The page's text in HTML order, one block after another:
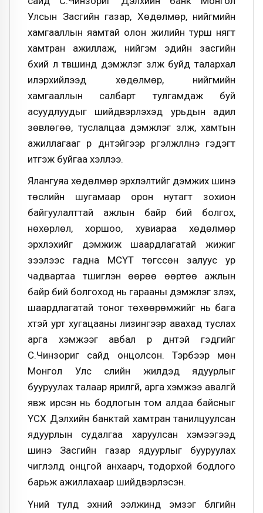
Улсын Засгийн газар, Хөдөлмөр, нийгмийн
хамгааллын яамтай олон жилийн турш нягт
хамтран ажиллаж, нийгэм эдийн засгийн
бүхий л түвшинд дэмжлэг үзүүлж буйд талархал
илэрхийлээд хөдөлмөр, нийгмийн
хамгааллын салбарт тулгамдаж буй
асуудлуудыг шийдвэрлэхэд урьдын адил
зөвлөгөө, туслалцаа дэмжлэг үзүүлж, хамтын
ажиллагааг үр дүнтэйгээр үргэлжлүүлнэ гэдэгт
итгэж буйгаа хэллээ.
Ялангуяа хөдөлмөр эрхлэлтийг дэмжих шинэ
төслийн шугамаар орон нутагт зохион
байгуулалттай ажлын байр бий болгох,
нөхөрлөл, хоршоо, хувиараа хөдөлмөр
эрхлэхийг дэмжиж шаардлагатай жижиг
зээлээс гадна МСҮТ төгссөн залуус ур
чадвартаа түшиглэн өөрөө өөртөө ажлын
байр бий болгоход нь гарааны дэмжлэг үзүүлэх,
шаардлагатай тоног төхөөрөмжийг нь бага
хүүтэй урт хугацааны лизингээр авахад туслах
арга хэмжээг авбал үр дүнтэй гэдгийг
С.Чинзориг сайд онцолсон. Тэрбээр мөн
Монгол Улс сүүлийн жилүүдэд ядуурлыг
бууруулах талаар ярилгүй, арга хэмжээ авалгүй
явж ирсэн нь бодлогын том алдаа байсныг
ҮСХ Дэлхийн банктай хамтран танилцуулсан
ядуурлын судалгаа харуулсан хэмээгээд
шинэ Засгийн газар ядуурлыг бууруулах
чиглэлд онцгой анхаарч, тодорхой бодлого
барьж ажиллахаар шийдвэрлэсэн.
Үүний тулд эхний ээлжинд эмзэг бүлгийн